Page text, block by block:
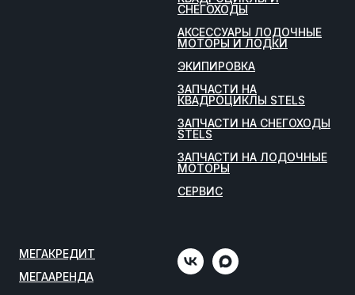
СНЕГОХОДЫ
АКСЕССУАРЫ ЛОДОЧНЫЕ
МОТОРЫ И ЛОДКИ
ЭКИПИРОВКА
ЗАПЧАСТИ НА
КВАДРОЦИКЛЫ STELS
ЗАПЧАСТИ НА СНЕГОХОДЫ
STELS
ЗАПЧАСТИ НА ЛОДОЧНЫЕ
МОТОРЫ
СЕРВИС
МЕГАКРЕДИТ
МЕГААРЕНДА